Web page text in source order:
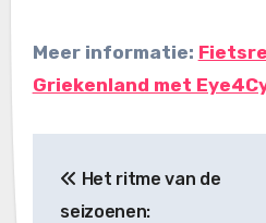
Meer informatie:
Griekenland met
navigatie
Het ritme van de
seizoenen: